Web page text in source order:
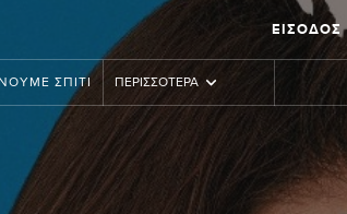
ΕΊΣΟΔΟΣ
ΣΠΊΤΙ ΠΕΡΙΣΣΌΤΕΡΑ